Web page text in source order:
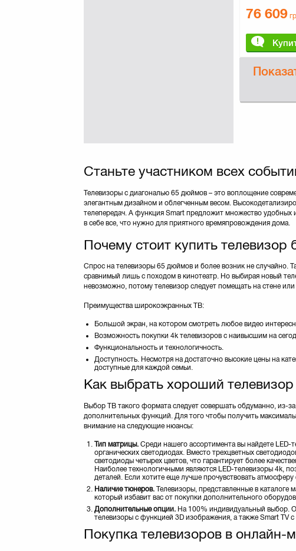
76 609
Станьте участником всех
Телевизоры с диагональю 65 дюймов – это воплощение
элегантным дизайном и облегченным весом.
телепередач. А функция Smart предложит множество
в себе все, что нужно для приятного времяпровождения дома.
Почему стоит купить телевизор
Спрос на телевизоры 65 дюймов и более возник не случайно.
сравнимый лишь с походом в кинотеатр. Но выбирая новый
невозможно, потому телевизор следует помещать на стене
Преимущества широкоэкранных ТВ:
Большой экран, на котором смотреть любое видео
Возможность покупки 4k телевизоров с наивысшим на
Функциональность и технологичность.
Доступность. Несмотря на достаточно высокие цены на
доступные для каждой семьи.
Как выбрать хороший
Выбор ТВ такого формата следует совершать обдуманно, из-
дополнительных функций. Для того чтобы получить
внимание на следующие нюансы:
Тип матрицы.Среди нашего ассортимента вы найдете LED-
органических светодиодах. Вместо трехцветных
светодиоды четырех цветов, что гарантирует более
Наиболее технологичными являются LED-телевизоры 4k,
деталей. Если хотите еще лучше прочувствовать
Наличие тюнеров.Телевизоры, представленные в каталоге
который избавит вас от покупки дополнительного
Дополнительные опции.На 100% индивидуальный выбор.
телевизоры с функцией 3D изображения, а также Smart TV
Покупка телевизоров в онлайн-